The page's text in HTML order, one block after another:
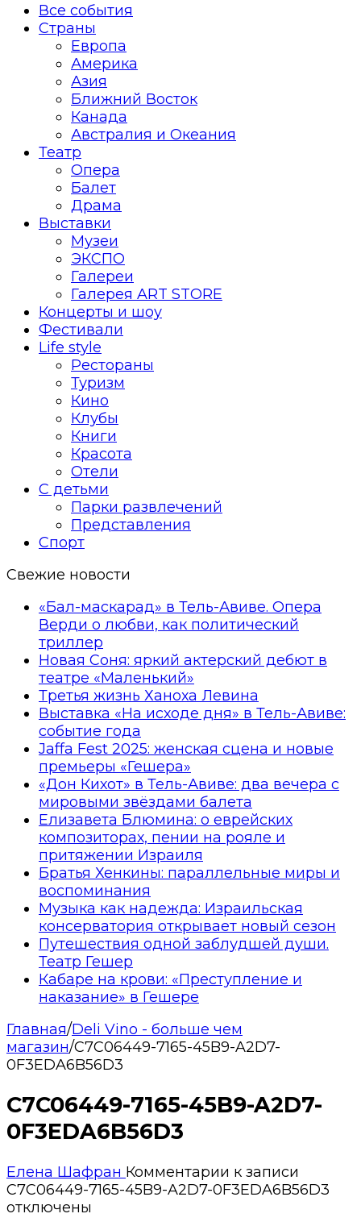
Все события
Страны
Европа
Америка
Азия
Ближний Восток
Канада
Австралия и Океания
Театр
Опера
Балет
Драма
Выставки
Музеи
ЭКСПО
Галереи
Галерея ART STORE
Концерты и шоу
Фестивали
Life style
Рестораны
Туризм
Кино
Клубы
Книги
Красота
Отели
С детьми
Парки развлечений
Представления
Спорт
Свежие новости
«Бал-маскарад» в Тель-Авиве. Опера
Верди о любви, как политический
триллер
Новая Соня: яркий актерский дебют в
театре «Маленький»
Третья жизнь Ханоха Левина
Выставка «На исходе дня» в Тель-Авиве:
событие года
Jaffa Fest 2025: женская сцена и новые
премьеры «Гешера»
«Дон Кихот» в Тель-Авиве: два вечера с
мировыми звёздами балета
Елизавета Блюмина: о еврейских
композиторах, пении на рояле и
притяжении Израиля
Братья Хенкины: параллельные миры и
воспоминания
Музыка как надежда: Израильская
консерватория открывает новый сезон
Путешествия одной заблудшей души.
Театр Гешер
Кабаре на крови: «Преступление и
наказание» в Гешере
Главная/Deli Vino - больше чем
магазин/C7C06449-7165-45B9-A2D7-
0F3EDA6B56D3
C7C06449-7165-45B9-A2D7-
0F3EDA6B56D3
Елена Шафран Комментарии к записи
C7C06449-7165-45B9-A2D7-0F3EDA6B56D3
отключены